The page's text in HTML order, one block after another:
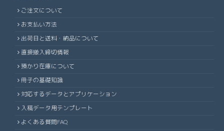
ご注文について
お支払い方法
出荷日と送料・納品について
直接搬入締切情報
預かり在庫について
冊子の基礎知識
対応するデータとアプリケーション
入稿データ用テンプレート
よくある質問FAQ